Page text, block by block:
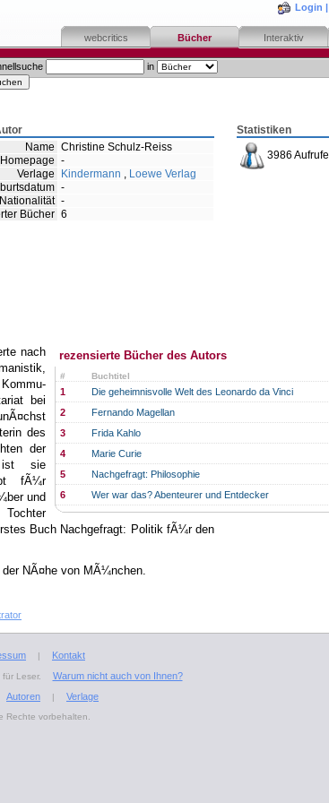
Login |
webcritics Bücher Interaktiv
in
Statistiken
3986 Aufrufe
Name Christine Schulz-Reiss
Homepage -
Verlage
Kindermann , Loewe Verlag
-
Nationalität -
Bücher 6
rezensierte Bücher des Autors
# Buchtitel
1
Die geheimnisvolle Welt des Leonardo da Vinci
2
Fernando Magellan
3
Frida Kahlo
4
Marie Curie
5
Nachgefragt: Philosophie
6
Wer war das? Abenteurer und Entdecker
nach
bei
des
der
ist sie
fÃ¼r
und
Buch Nachgefragt: Politik fÃ¼r den
NÃ¤he von MÃ¼nchen.
| Kontakt
Leser.
Warum nicht auch von Ihnen?
Autoren | Verlage
Rechte vorbehalten.